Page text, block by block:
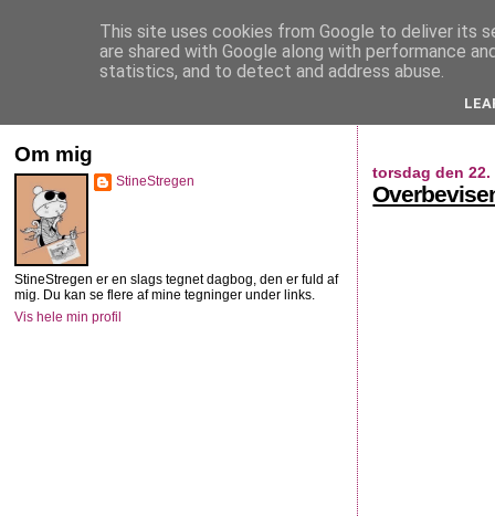
StineStregen
torsdag den 22.
Om mig
StineStregen
StineStregen er en slags tegnet dagbog, den er fuld af
mig. Du kan se flere af mine tegninger under links.
Vis hele min profil
This site uses cookies from Google to deliver its
are shared with Google along with performance
statistics, and to detect and address abuse.